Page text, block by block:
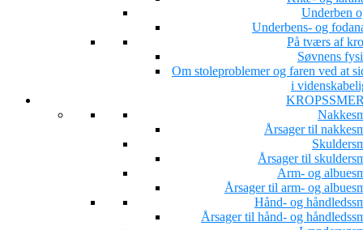
Underben
Underbens- og
På tværs af
Søvnens
Om stoleproblemer og faren ved at
i
Årsager til
Årsager til
Arm- og
Årsager til arm- og
Hånd- og
Årsager til hånd- og